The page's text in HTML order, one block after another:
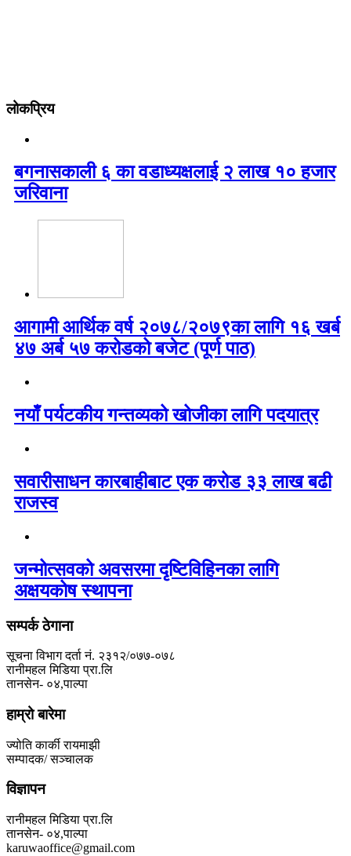
लोकप्रिय
बगनासकाली ६ का वडाध्यक्षलाई २ लाख १० हजार
जरिवाना
आगामी आर्थिक वर्ष २०७८/२०७९का लागि १६ खर्ब
४७ अर्ब ५७ करोडको बजेट (पूर्ण पाठ)
नयाँ पर्यटकीय गन्तव्यको खोजीका लागि पदयात्र
सवारीसाधन कारबाहीबाट एक करोड ३३ लाख बढी
राजस्व
जन्मोत्सवको अवसरमा दृष्टिविहिनका लागि
अक्षयकोष स्थापना
सम्पर्क ठेगाना
सूचना विभाग दर्ता नं. २३१२/०७७-०७८
रानीमहल मिडिया प्रा.लि
तानसेन- ०४,पाल्पा
हाम्रो बारेमा
ज्योति कार्की रायमाझी
सम्पादक/ सञ्चालक
विज्ञापन
रानीमहल मिडिया प्रा.लि
तानसेन- ०४,पाल्पा
karuwaoffice@gmail.com